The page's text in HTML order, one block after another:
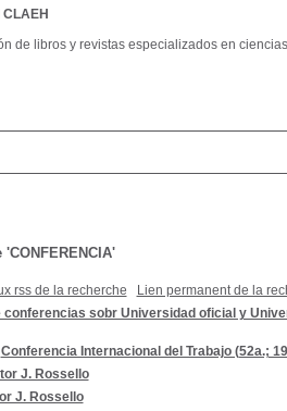
rss de la recherche Lien permanent de la
conferencias sobr Universidad oficial y
Conferencia Internacional del Trabajo (52a.;
J. Rossello
J. Rossello
de libros y revistas especializados en